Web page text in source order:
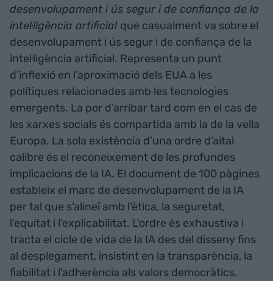
desenvolupament i ús segur i de confiança de la
intel·ligència artificial que casualment va sobre el
desenvolupament i ús segur i de confiança de la
intel·ligència artificial. Representa un punt
d’inflexió en l’aproximació dels EUA a les
polítiques relacionades amb les tecnologies
emergents. La por d’arribar tard com en el cas de
les xarxes socials és compartida amb la de la vella
Europa. La sola existència d’una ordre d’aital
calibre és el reconeixement de les profundes
implicacions de la IA. El document de 100 pàgines
estableix el marc de desenvolupament de la IA
per tal que s'alineï amb l'ètica, la seguretat,
l’equitat i l’explicabilitat. L'ordre és exhaustiva i
tracta el cicle de vida de la IA des del disseny fins
al desplegament, insistint en la transparència, la
fiabilitat i l'adherència als valors democràtics.